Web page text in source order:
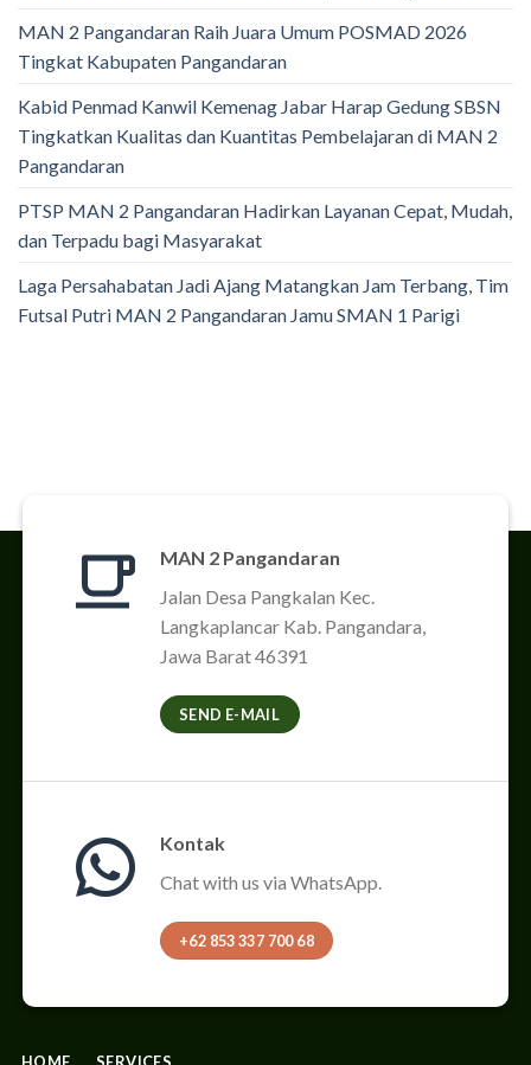
MAN 2 Pangandaran Raih Juara Umum POSMAD 2026
Tingkat Kabupaten Pangandaran
Kabid Penmad Kanwil Kemenag Jabar Harap Gedung SBSN
Tingkatkan Kualitas dan Kuantitas Pembelajaran di MAN 2
Pangandaran
PTSP MAN 2 Pangandaran Hadirkan Layanan Cepat, Mudah,
dan Terpadu bagi Masyarakat
Laga Persahabatan Jadi Ajang Matangkan Jam Terbang, Tim
Futsal Putri MAN 2 Pangandaran Jamu SMAN 1 Parigi
MAN 2 Pangandaran
Jalan Desa Pangkalan Kec.
Langkaplancar Kab. Pangandara,
Jawa Barat 46391
SEND E-MAIL
Kontak
Chat with us via WhatsApp.
+62 853 337 700 68
HOME SERVICES